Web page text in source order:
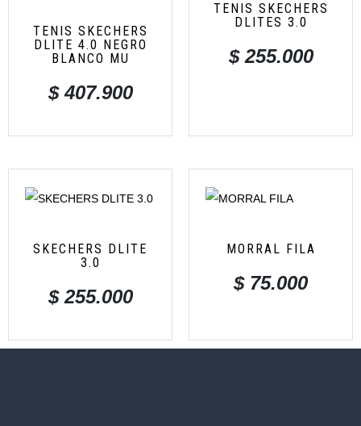
TENIS SKECHERS
DLITE 4.0 NEGRO
BLANCO MU
$407.900
TENIS SKECHERS
DLITES 3.0
$255.000
SKECHERS DLITE
3.0
$255.000
MORRAL FILA
$75.000